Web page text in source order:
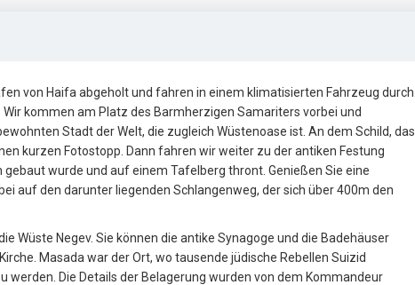
von Haifa abgeholt und fahren in einem klimatisierten Fahrzeug durch
kommen am Platz des Barmherzigen Samariters vorbei und
Stadt der Welt, die zugleich Wüstenoase ist. An dem Schild, das
kurzen Fotostopp. Dann fahren wir weiter zu der antiken Festung
gebaut wurde und auf einem Tafelberg thront. Genießen Sie eine
auf den darunter liegenden Schlangenweg, der sich über 400m den
Wüste Negev. Sie können die antike Synagoge und die Badehäuser
Masada war der Ort, wo tausende jüdische Rebellen Suizid
Die Details der Belagerung wurden von dem Kommandeur